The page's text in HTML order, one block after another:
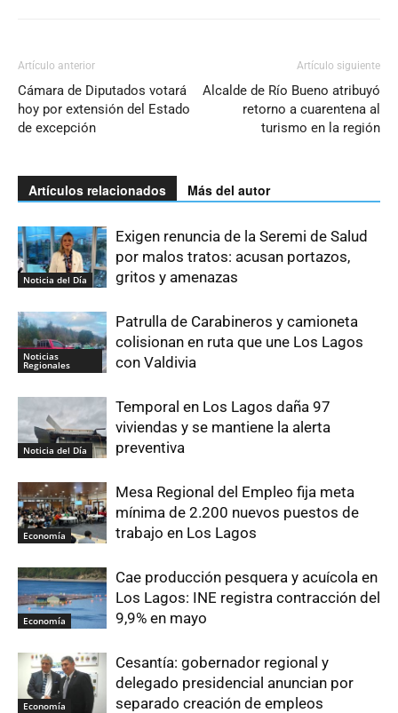
Artículo anterior
Cámara de Diputados votará
hoy por extensión del Estado
de excepción
Artículo siguiente
Alcalde de Río Bueno atribuyó
retorno a cuarentena al
turismo en la región
Artículos relacionados Más del autor
Noticia del Día
Exigen renuncia de la Seremi de Salud
por malos tratos: acusan portazos,
gritos y amenazas
Noticias
Regionales
Patrulla de Carabineros y camioneta
colisionan en ruta que une Los Lagos
con Valdivia
Noticia del Día
Temporal en Los Lagos daña 97
viviendas y se mantiene la alerta
preventiva
Economía
Mesa Regional del Empleo fija meta
mínima de 2.200 nuevos puestos de
trabajo en Los Lagos
Economía
Cae producción pesquera y acuícola en
Los Lagos: INE registra contracción del
9,9% en mayo
Economía
Cesantía: gobernador regional y
delegado presidencial anuncian por
separado creación de empleos